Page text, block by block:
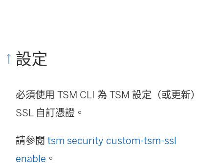
設定
必須使用 TSM CLI 為 TSM 設定（或更新）
SSL 自訂憑證。
請參閱 tsm security custom-tsm-ssl
enable 。